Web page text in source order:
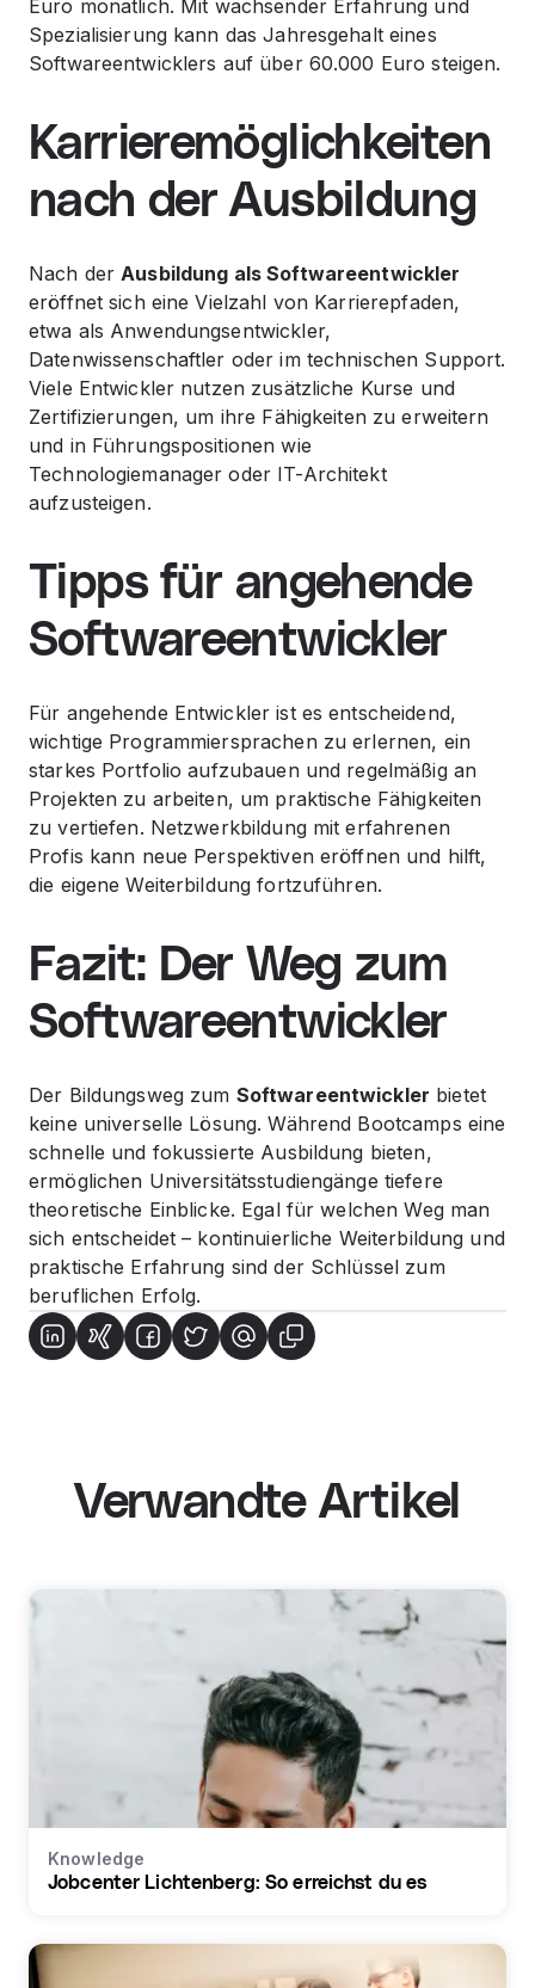
Euro monatlich. Mit wachsender Erfahrung und
Spezialisierung kann das Jahresgehalt eines
Softwareentwicklers auf über 60.000 Euro steigen.
Karrieremöglichkeiten
nach der Ausbildung
Nach derAusbildung als Softwareentwickler
eröffnet sich eine Vielzahl von Karrierepfaden,
etwa als Anwendungsentwickler,
Datenwissenschaftler oder im technischen Support.
Viele Entwickler nutzen zusätzliche Kurse und
Zertifizierungen, um ihre Fähigkeiten zu erweitern
und in Führungspositionen wie
Technologiemanager oder IT-Architekt
aufzusteigen.
Tipps für angehende
Softwareentwickler
Für angehende Entwickler ist es entscheidend,
wichtige Programmiersprachen zu erlernen, ein
starkes Portfolio aufzubauen und regelmäßig an
Projekten zu arbeiten, um praktische Fähigkeiten
zu vertiefen. Netzwerkbildung mit erfahrenen
Profis kann neue Perspektiven eröffnen und hilft,
die eigene Weiterbildung fortzuführen.
Fazit: Der Weg zum
Softwareentwickler
Der Bildungsweg zum Softwareentwickler bietet
keine universelle Lösung. Während Bootcamps eine
schnelle und fokussierte Ausbildung bieten,
ermöglichen Universitätsstudiengänge tiefere
theoretische Einblicke. Egal für welchen Weg man
sich entscheidet – kontinuierliche Weiterbildung und
praktische Erfahrung sind der Schlüssel zum
beruflichen Erfolg.
Verwandte Artikel
Knowledge
Jobcenter Lichtenberg: So erreichst du es